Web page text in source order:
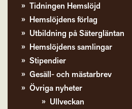
Tidningen Hemslöjd
Hemslöjdens förlag
Utbildning på Sätergläntan
Hemslöjdens samlingar
Stipendier
Gesäll- och mästarbrev
Övriga nyheter
Ullveckan